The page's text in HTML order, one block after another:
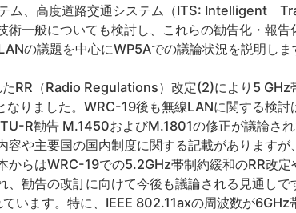
ム、高度道路交通システム（ITS: Intelligent
一般についても検討し、これらの勧告化・報告
の議題を中心にWP5Aでの議論状況を説明しま
RR（Radio Regulations）改定(2)により5 GHz
りました。WRC-19後も無線LANに関する検討
R勧告 M.1450およびM.1801の修正が議論さ
や主要国の国内制度に関する記載がありますが
からはWRC-19での5.2GHz帯制約緩和のRR改定
勧告の改訂に向けて今後も議論される見通しで
います。特に、IEEE 802.11axの周波数が6GHz